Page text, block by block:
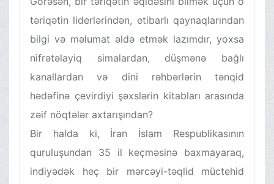
təriqətin liderlərindən, etibarlı qaynaqlarından
bilgi və məlumat əldə etmək lazımdır, yoxsa
nifrətəlayiq simalardan, düşmənə bağlı
kanallardan və dini rəhbərlərin tənqid
hədəfinə çevirdiyi şəxslərin kitabları arasında
zəif nöqtələr axtarışından?
Bir halda ki, İran İslam Respublikasının
quruluşundan 35 il keçməsinə baxmayaraq,
indiyədək heç bir mərcəyi-təqlid müctehid